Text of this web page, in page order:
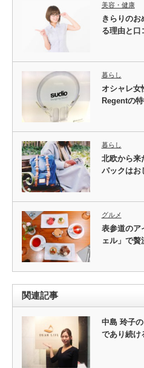
美容・健康
きらりのお
る理由と口
暮らし
オシャレ女
Regentの
暮らし
北欧から来
パックはお
グルメ
表参道のア
ェル」で
関連記事
中島 玲子
であり続け